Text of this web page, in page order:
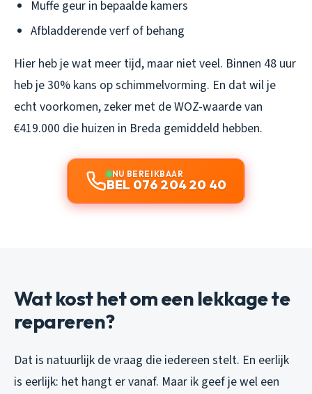
Muffe geur in bepaalde kamers
Afbladderende verf of behang
Hier heb je wat meer tijd, maar niet veel. Binnen 48 uur
heb je 30% kans op schimmelvorming. En dat wil je
echt voorkomen, zeker met de WOZ-waarde van
€419.000 die huizen in Breda gemiddeld hebben.
NU BEREIKBAAR
BEL 076 204 20 40
Wat kost het om een lekkage te
repareren?
Dat is natuurlijk de vraag die iedereen stelt. En eerlijk
is eerlijk: het hangt er vanaf. Maar ik geef je wel een